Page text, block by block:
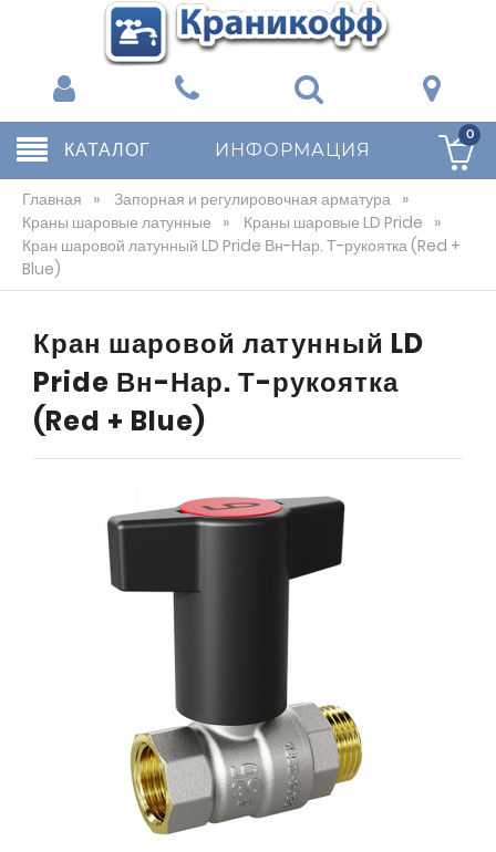
КАТАЛОГ ИНФОРМАЦИЯ
0
Главная » Запорная и регулировочная арматура »
Краны шаровые латунные » Краны шаровые LD Pride »
Кран шаровой латунный LD Pride Вн-Нар. Т-рукоятка (Red +
Blue)
Кран шаровой латунный LD
Pride Вн-Нар. Т-рукоятка
(Red + Blue)